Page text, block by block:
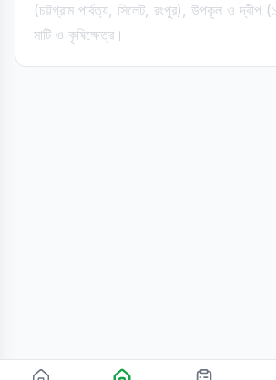
(চট্টগ্রাম পার্বত্য, সিলেট, রংপুর), উপকূল ও দ্বীপ
মাটি ও কৃষিক্ষেত্র।